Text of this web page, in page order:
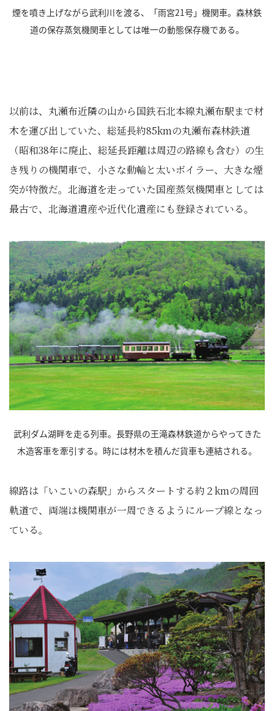
煙を噴き上げながら武利川を渡る、「雨宮21号」機関車。森林鉄
道の保存蒸気機関車としては唯一の動態保存機である。
以前は、丸瀬布近隣の山から国鉄石北本線丸瀬布駅まで材
木を運び出していた、総延長約85kmの丸瀬布森林鉄道
（昭和38年に廃止、総延長距離は周辺の路線も含む）の生
き残りの機関車で、小さな動輪と太いボイラー、大きな煙
突が特徴だ。北海道を走っていた国産蒸気機関車としては
最古で、北海道遺産や近代化遺産にも登録されている。
武利ダム湖畔を走る列車。長野県の王滝森林鉄道からやってきた
木造客車を牽引する。時には材木を積んだ貨車も連結される。
線路は「いこいの森駅」からスタートする約２kmの周回
軌道で、両端は機関車が一周できるようにループ線となっ
ている。